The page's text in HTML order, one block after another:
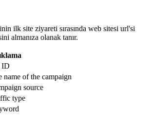
ilk site ziyareti sırasında web sitesi url'si
almanıza olanak tanır.
ID
name of the campaign
source
type